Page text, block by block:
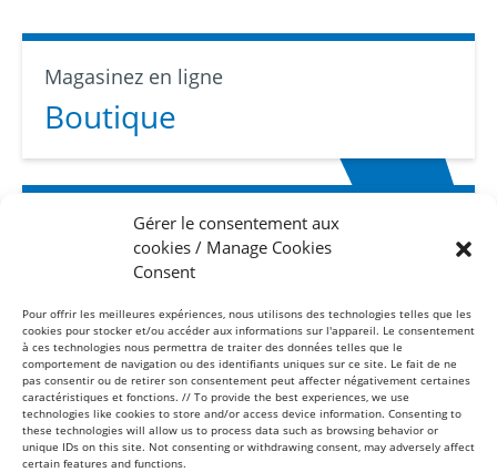
Gérer le consentement aux
cookies / Manage Cookies
Consent
Pour offrir les meilleures expériences, nous utilisons des technologies telles que les
cookies pour stocker et/ou accéder aux informations sur l'appareil. Le consentement
à ces technologies nous permettra de traiter des données telles que le
comportement de navigation ou des identifiants uniques sur ce site. Le fait de ne
pas consentir ou de retirer son consentement peut affecter négativement certaines
caractéristiques et fonctions. // To provide the best experiences, we use
technologies like cookies to store and/or access device information. Consenting to
these technologies will allow us to process data such as browsing behavior or
unique IDs on this site. Not consenting or withdrawing consent, may adversely affect
certain features and functions.
Magasinez en ligne
Boutique
Abonnez-vous
Infolettre
Sans frais
1-877-865-8443